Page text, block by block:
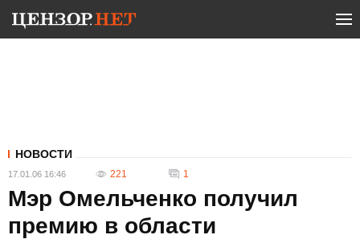
НОВОСТИ
17.01.06 16:46 221 1
Мэр Омельченко получил
премию в области